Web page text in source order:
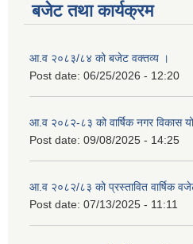
बजेट तथा कार्यक्रम
आ.व २०८३/८४ को बजेट वक्तव्य ।
Post date: 06/25/2026 - 12:20
आ.व २०८२-८३ को वार्षिक नगर विकास
Post date: 09/08/2025 - 14:25
आ.व २०८२/८३ को प्रस्तावित वार्षिक
Post date: 07/13/2025 - 11:11